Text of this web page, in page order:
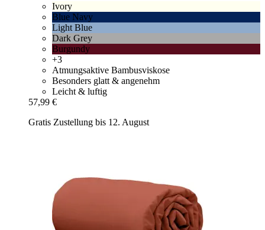
Ivory
Blue Navy
Light Blue
Dark Grey
Burgundy
+3
Atmungsaktive Bambusviskose
Besonders glatt & angenehm
Leicht & luftig
57,99 €
Gratis Zustellung bis 12. August